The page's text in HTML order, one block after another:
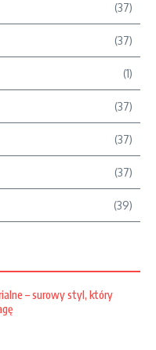
(37)
(37)
(1)
(37)
(37)
(37)
(39)
– surowy styl, który